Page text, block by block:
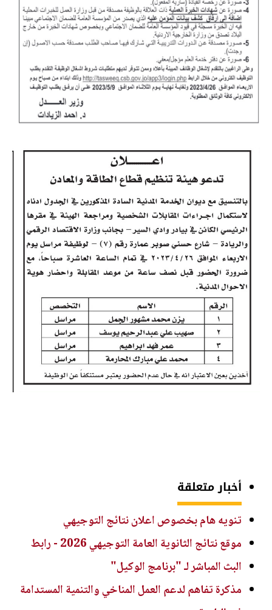
أخبار متعلقة
تنويه هام بخصوص اعلان نتائج التوجيهي
موقع نتائج الثانوية العامة التوجيهي 2026 - رابط
البث المباشر لـ "برنامج الوكيل"
مذكرة تفاهم لدعم العمل المناخي والتنمية المستدامة